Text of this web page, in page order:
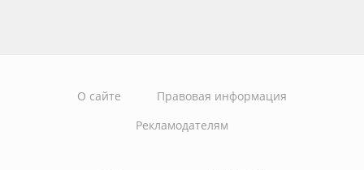
О сайте
Правовая информация
Рекламодателям